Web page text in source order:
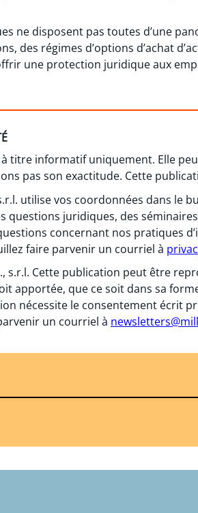
ne disposent pas toutes d’une
des régimes d’options d’achat
une protection juridique aux
titre informatif uniquement. Elle
pas son exactitude. Cette
utilise vos coordonnées dans le
questions juridiques, des
concernant nos pratiques
faire parvenir un courriel à
s.r.l. Cette publication peut être
apportée, que ce soit dans sa
nécessite le consentement écrit
un courriel à